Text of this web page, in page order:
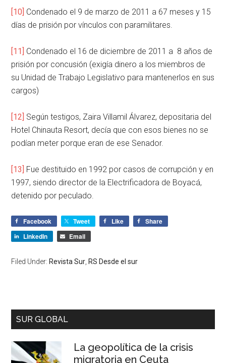
[10] Condenado el 9 de marzo de 2011 a 67 meses y 15
días de prisión por vínculos con paramilitares.
[11] Condenado el 16 de diciembre de 2011 a 8 años de
prisión por concusión (exigía dinero a los miembros de
su Unidad de Trabajo Legislativo para mantenerlos en sus
cargos)
[12] Según testigos, Zaira Villamil Álvarez, depositaria del
Hotel Chinauta Resort, decía que con esos bienes no se
podían meter porque eran de ese Senador.
[13] Fue destituido en 1992 por casos de corrupción y en
1997, siendo director de la Electrificadora de Boyacá,
detenido por peculado.
Facebook Tweet Like
Share
LinkedIn
Email
Filed Under: Revista Sur RS Desde el sur
SUR GLOBAL
La geopolítica de la crisis
migratoria en Ceuta